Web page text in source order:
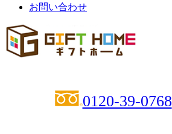
お問い合わせ
0120-39-0768